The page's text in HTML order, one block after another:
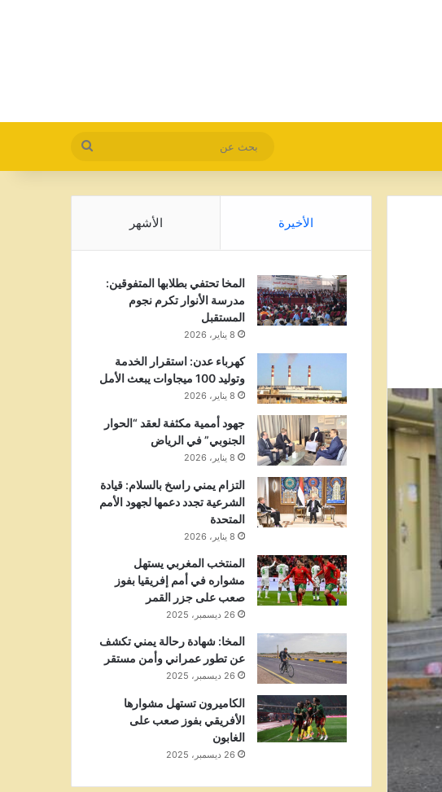
بحث
عن
الأخيرة الأشهر
المخا تحتفي بطلابها المتفوقين:
مدرسة الأنوار تكرم نجوم
المستقبل
8 يناير، 2026
كهرباء عدن: استقرار الخدمة
وتوليد 100 ميجاوات يبعث الأمل
8 يناير، 2026
جهود أممية مكثفة لعقد “الحوار
الجنوبي” في الرياض
8 يناير، 2026
التزام يمني راسخ بالسلام: قيادة
الشرعية تجدد دعمها لجهود الأمم
المتحدة
8 يناير، 2026
المنتخب المغربي يستهل
مشواره في أمم إفريقيا بفوز
صعب على جزر القمر
26 ديسمبر، 2025
المخا: شهادة رحالة يمني تكشف
عن تطور عمراني وأمن مستقر
26 ديسمبر، 2025
الكاميرون تستهل مشوارها
الأفريقي بفوز صعب على
الغابون
26 ديسمبر، 2025